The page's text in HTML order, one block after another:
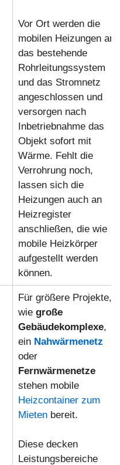
Vor Ort werden die
mobilen Heizungen an
das bestehende
Rohrleitungssystem
und das Stromnetz
angeschlossen und
versorgen nach
Inbetriebnahme das
Objekt sofort mit
Wärme. Fehlt die
Verrohrung noch,
lassen sich die
Heizungen auch an
Heizregister
anschließen, die wie
mobile Heizkörper
aufgestellt werden
können.
Für größere Projekte,
wie große
Gebäudekomplexe,
ein Nahwärmenetz
oder
Fernwärmenetze
stehen mobile
Heizcontainer zum
Mietenbereit.
Diese decken
Leistungsbereiche